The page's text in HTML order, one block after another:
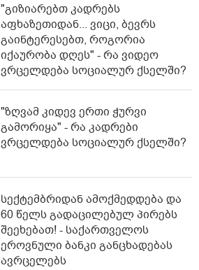
"გიზიარებთ კადრებს
აფხაზეთიდან... ვიცი, ბევრს
გაინტერესებთ, როგორია
იქაურობა დღეს" - რა ვიდეო
ვრცელდება სოციალურ ქსელში?
"ზღვამ კიდევ ერთი ჭურვი
გამორიყა" - რა კადრები
ვრცელდება სოციალურ ქსელში?
სექტემბრიდან ამოქმედდება და
60 წელს გადაცილებულ პირებს
შეეხებათ! - საქართველოს
ეროვნული ბანკი განცხადებას
ავრცელებს